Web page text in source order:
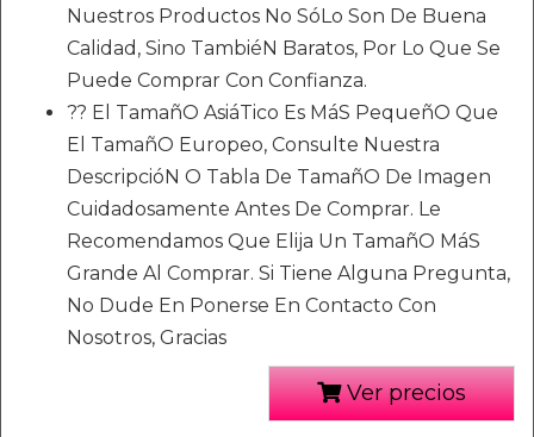
Nuestros Productos No SóLo Son De Buena
Calidad, Sino TambiéN Baratos, Por Lo Que Se
Puede Comprar Con Confianza.
?? El TamañO AsiáTico Es MáS PequeñO Que
El TamañO Europeo, Consulte Nuestra
DescripcióN O Tabla De TamañO De Imagen
Cuidadosamente Antes De Comprar. Le
Recomendamos Que Elija Un TamañO MáS
Grande Al Comprar. Si Tiene Alguna Pregunta,
No Dude En Ponerse En Contacto Con
Nosotros, Gracias
Ver precios